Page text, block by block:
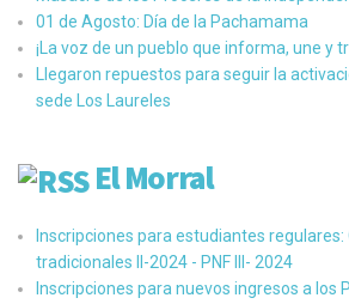
01 de Agosto: Día de la Pachamama
¡La voz de un pueblo que informa, une y
Llegaron repuestos para seguir la
sede Los Laureles
El Morral
Inscripciones para estudiantes regulares:
tradicionales II-2024 - PNF III- 2024
Inscripciones para nuevos ingresos a los